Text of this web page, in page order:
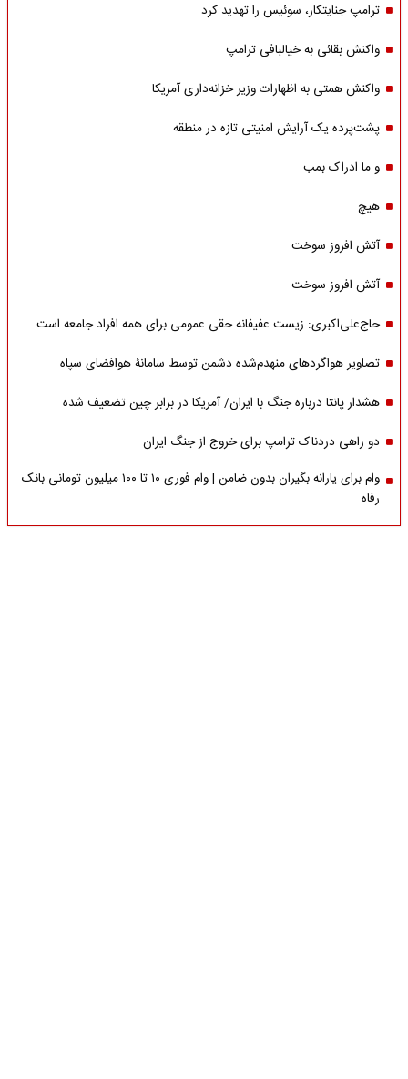
ترامپ جنایتکار، سوئیس را تهدید کرد
واکنش بقائی به خیالبافی ترامپ
واکنش همتی به اظهارات وزیر خزانه‌داری آمریکا
پشت‌پرده یک آرایش امنیتی تازه در منطقه
و ما ادراک بمب
هیچ
آتش افروز سوخت
آتش افروز سوخت
حاج‌علی‌اکبری: زیست عفیفانه حقی عمومی برای همه افراد جامعه است
تصاویر هواگردهای منهدم‌شده دشمن توسط سامانۀ هوافضای سپاه
هشدار پانتا درباره جنگ با ایران/ آمریکا در برابر چین تضعیف شده
دو راهی دردناک ترامپ برای خروج از جنگ ایران
وام برای یارانه بگیران بدون ضامن | وام فوری ۱۰ تا ۱۰۰ میلیون تومانی بانک
رفاه